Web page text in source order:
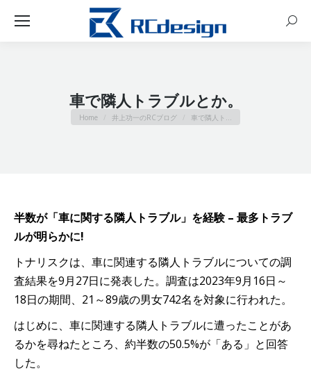
車で隣人トラブルとか。
You are here:
Home 井上功一のRCブログ 車で隣人ト…
半数が「車に関する隣人トラブル」を経験 – 最多トラブ
ルが明らかに!
トナリスクは、車に関連する隣人トラブルについての調
査結果を9月27日に発表した。調査は2023年9月16日～
18日の期間、21～89歳の男女742名を対象に行われた。
はじめに、車に関連する隣人トラブルに遭ったことがあ
るかを尋ねたところ、約半数の50.5%が「ある」と回答
した。